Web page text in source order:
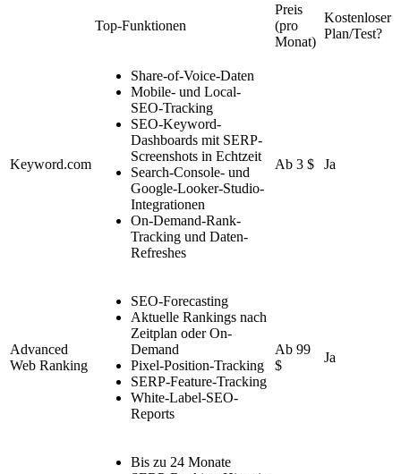
Top-Funktionen
Preis
(pro
Monat)
Kostenloser
Plan/Test?
Keyword.com
Share-of-Voice-Daten
Mobile- und Local-
SEO-Tracking
SEO-Keyword-
Dashboards mit SERP-
Screenshots in Echtzeit
Search-Console- und
Google-Looker-Studio-
Integrationen
On-Demand-Rank-
Tracking und Daten-
Refreshes
Ab 3 $ Ja
Advanced
Web Ranking
SEO-Forecasting
Aktuelle Rankings nach
Zeitplan oder On-
Demand
Pixel-Position-Tracking
SERP-Feature-Tracking
White-Label-SEO-
Reports
Ab 99
$
Ja
Bis zu 24 Monate